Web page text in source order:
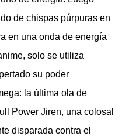
de chispas púrpuras en
en una onda de energía
solo se utiliza
su poder
la última ola de
Power Jiren, una colosal
disparada contra el